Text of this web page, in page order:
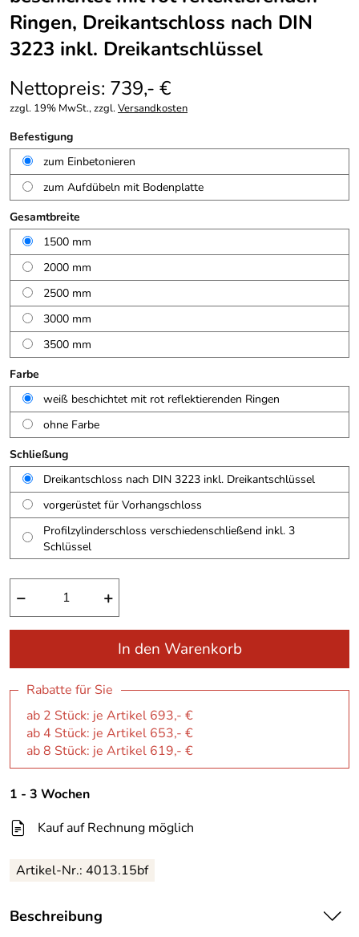
Ringen, Dreikantschloss nach DIN
3223 inkl. Dreikantschlüssel
Nettopreis: 739,- €
zzgl. 19% MwSt., zzgl.Versandkosten
Befestigung
zum Einbetonieren
zum Aufdübeln mit Bodenplatte
Gesamtbreite
1500 mm
2000 mm
2500 mm
3000 mm
3500 mm
Farbe
weiß beschichtet mit rot reflektierenden Ringen
ohne Farbe
Schließung
Dreikantschloss nach DIN 3223 inkl. Dreikantschlüssel
vorgerüstet für Vorhangschloss
Profilzylinderschloss verschiedenschließend inkl. 3
Schlüssel
− +
In den Warenkorb
Rabatte für Sie
ab 2 Stück: je Artikel 693,- €
ab 4 Stück: je Artikel 653,- €
ab 8 Stück: je Artikel 619,- €
1 - 3 Wochen
Kauf auf Rechnung möglich
Artikel-Nr.: 4013.15bf
Beschreibung